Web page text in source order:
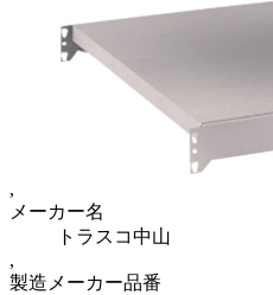
,
メーカー名
トラスコ中山
,
製造メーカー品番